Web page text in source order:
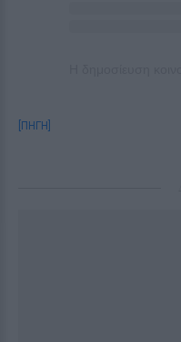
[ΠΗΓΗ]